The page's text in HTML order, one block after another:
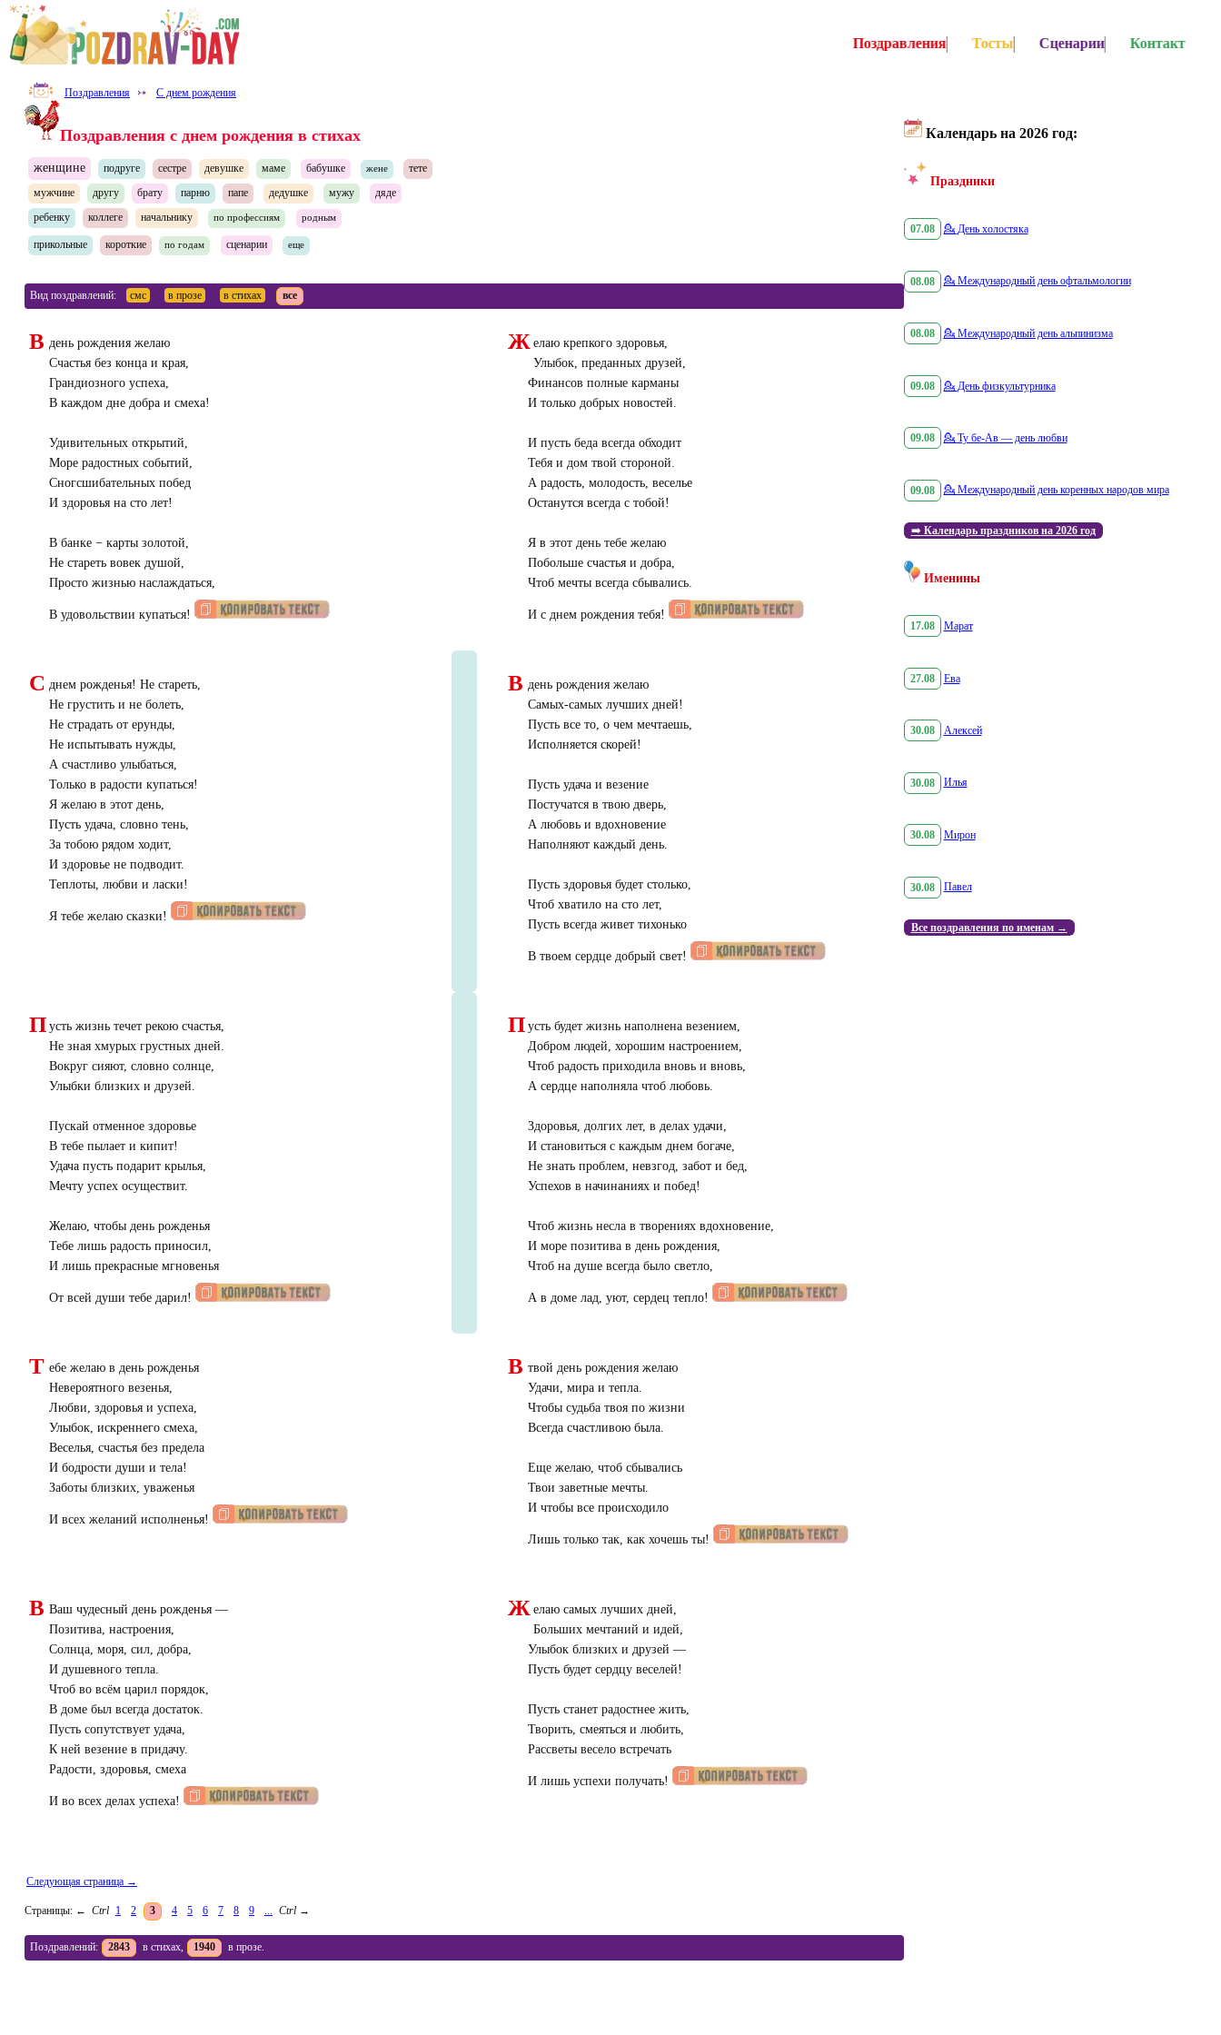
Поздравления ⤐ С днем рождения
Поздравления с днем рождения в стихах
женщине подруге сестре девушке маме бабушке жене
тете
мужчине
другу брату парню папе дедушке мужу
дяде
ребенку
коллеге начальнику по профессиям родным
прикольные короткие по годам сценарии еще
Вид поздравлений: смс в прозе в стихах все
В день рождения желаю
Счастья без конца и края,
Грандиозного успеха,
В каждом дне добра и смеха!
Удивительных открытий,
Море радостных событий,
Сногсшибательных побед
И здоровья на сто лет!
В банке − карты золотой,
Не стареть вовек душой,
Просто жизнью наслаждаться,
В удовольствии купаться!
Ж елаю крепкого здоровья,
Улыбок, преданных друзей,
Финансов полные карманы
И только добрых новостей.
И пусть беда всегда обходит
Тебя и дом твой стороной.
А радость, молодость, веселье
Останутся всегда с тобой!
Я в этот день тебе желаю
Побольше счастья и добра,
Чтоб мечты всегда сбывались.
И с днем рождения тебя!
С днем рожденья! Не стареть,
Не грустить и не болеть,
Не страдать от ерунды,
Не испытывать нужды,
А счастливо улыбаться,
Только в радости купаться!
Я желаю в этот день,
Пусть удача, словно тень,
За тобою рядом ходит,
И здоровье не подводит.
Теплоты, любви и ласки!
Я тебе желаю сказки!
В день рождения желаю
Самых-самых лучших дней!
Пусть все то, о чем мечтаешь,
Исполняется скорей!
Пусть удача и везение
Постучатся в твою дверь,
А любовь и вдохновение
Наполняют каждый день.
Пусть здоровья будет столько,
Чтоб хватило на сто лет,
Пусть всегда живет тихонько
В твоем сердце добрый свет!
П усть жизнь течет рекою счастья,
Не зная хмурых грустных дней.
Вокруг сияют, словно солнце,
Улыбки близких и друзей.
Пускай отменное здоровье
В тебе пылает и кипит!
Удача пусть подарит крылья,
Мечту успех осуществит.
Желаю, чтобы день рожденья
Тебе лишь радость приносил,
И лишь прекрасные мгновенья
От всей души тебе дарил!
П усть будет жизнь наполнена везением,
Добром людей, хорошим настроением,
Чтоб радость приходила вновь и вновь,
А сердце наполняла чтоб любовь.
Здоровья, долгих лет, в делах удачи,
И становиться с каждым днем богаче,
Не знать проблем, невзгод, забот и бед,
Успехов в начинаниях и побед!
Чтоб жизнь несла в творениях вдохновение,
И море позитива в день рождения,
Чтоб на душе всегда было светло,
А в доме лад, уют, сердец тепло!
Т ебе желаю в день рожденья
Невероятного везенья,
Любви, здоровья и успеха,
Улыбок, искреннего смеха,
Веселья, счастья без предела
И бодрости души и тела!
Заботы близких, уваженья
И всех желаний исполненья!
В твой день рождения желаю
Удачи, мира и тепла.
Чтобы судьба твоя по жизни
Всегда счастливою была.
Еще желаю, чтоб сбывались
Твои заветные мечты.
И чтобы все происходило
Лишь только так, как хочешь ты!
В Ваш чудесный день рожденья —
Позитива, настроения,
Солнца, моря, сил, добра,
И душевного тепла.
Чтоб во всём царил порядок,
В доме был всегда достаток.
Пусть сопутствует удача,
К ней везение в придачу.
Радости, здоровья, смеха
И во всех делах успеха!
Ж елаю самых лучших дней,
Больших мечтаний и идей,
Улыбок близких и друзей —
Пусть будет сердцу веселей!
Пусть станет радостнее жить,
Творить, смеяться и любить,
Рассветы весело встречать
И лишь успехи получать!
Следующая страница →
Страницы: ← Ctrl 1 2 3 4 5 6 7 8 9 ... Ctrl →
Поздравлений: 2843 в стихах, 1940 в прозе.
Календарь на 2026 год:
Праздники
07.08 💁 День холостяка
08.08 💁 Международный день офтальмологии
08.08 💁 Международный день альпинизма
09.08 💁 День физкультурника
09.08 💁 Ту бе-Ав — день любви
09.08 💁 Международный день коренных народов мира
➡️ Календарь праздников на 2026 год
Именины
17.08 Марат
27.08 Ева
30.08 Алексей
30.08 Илья
30.08 Мирон
30.08 Павел
Все поздравления по именам →
Поздравления Тосты Сценарии Контакт